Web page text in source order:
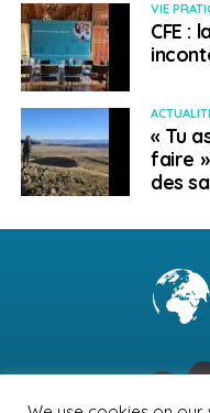
VIE
CFE :
« Tu
faire
des